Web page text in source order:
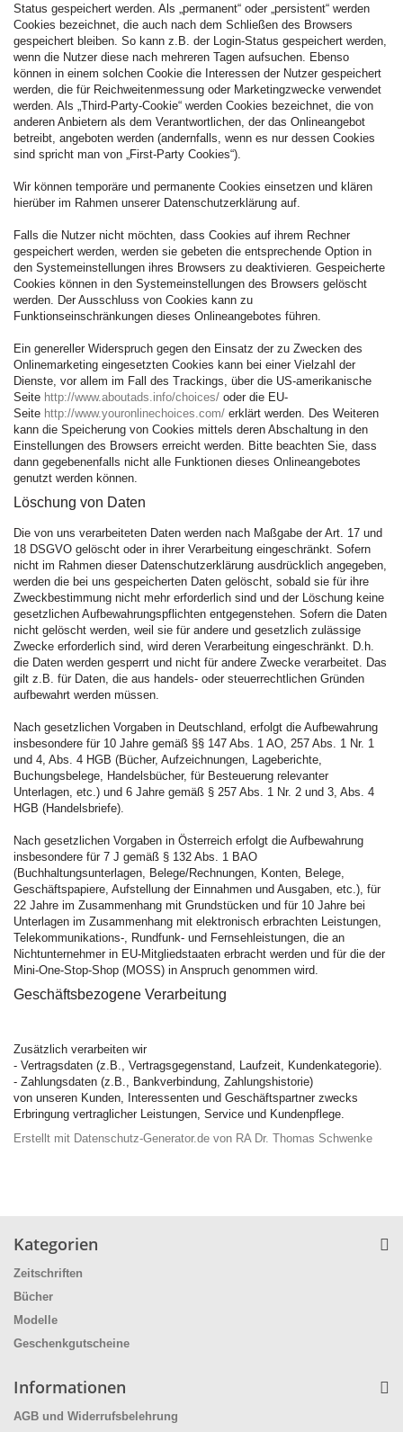
Status gespeichert werden. Als „permanent“ oder „persistent“ werden
Cookies bezeichnet, die auch nach dem Schließen des Browsers
gespeichert bleiben. So kann z.B. der Login-Status gespeichert werden,
wenn die Nutzer diese nach mehreren Tagen aufsuchen. Ebenso
können in einem solchen Cookie die Interessen der Nutzer gespeichert
werden, die für Reichweitenmessung oder Marketingzwecke verwendet
werden. Als „Third-Party-Cookie“ werden Cookies bezeichnet, die von
anderen Anbietern als dem Verantwortlichen, der das Onlineangebot
betreibt, angeboten werden (andernfalls, wenn es nur dessen Cookies
sind spricht man von „First-Party Cookies“).
Wir können temporäre und permanente Cookies einsetzen und klären
hierüber im Rahmen unserer Datenschutzerklärung auf.
Falls die Nutzer nicht möchten, dass Cookies auf ihrem Rechner
gespeichert werden, werden sie gebeten die entsprechende Option in
den Systemeinstellungen ihres Browsers zu deaktivieren. Gespeicherte
Cookies können in den Systemeinstellungen des Browsers gelöscht
werden. Der Ausschluss von Cookies kann zu
Funktionseinschränkungen dieses Onlineangebotes führen.
Ein genereller Widerspruch gegen den Einsatz der zu Zwecken des
Onlinemarketing eingesetzten Cookies kann bei einer Vielzahl der
Dienste, vor allem im Fall des Trackings, über die US-amerikanische
Seite http://www.aboutads.info/choices/ oder die EU-
Seite http://www.youronlinechoices.com/ erklärt werden. Des Weiteren
kann die Speicherung von Cookies mittels deren Abschaltung in den
Einstellungen des Browsers erreicht werden. Bitte beachten Sie, dass
dann gegebenenfalls nicht alle Funktionen dieses Onlineangebotes
genutzt werden können.
Löschung von Daten
Die von uns verarbeiteten Daten werden nach Maßgabe der Art. 17 und
18 DSGVO gelöscht oder in ihrer Verarbeitung eingeschränkt. Sofern
nicht im Rahmen dieser Datenschutzerklärung ausdrücklich angegeben,
werden die bei uns gespeicherten Daten gelöscht, sobald sie für ihre
Zweckbestimmung nicht mehr erforderlich sind und der Löschung keine
gesetzlichen Aufbewahrungspflichten entgegenstehen. Sofern die Daten
nicht gelöscht werden, weil sie für andere und gesetzlich zulässige
Zwecke erforderlich sind, wird deren Verarbeitung eingeschränkt. D.h.
die Daten werden gesperrt und nicht für andere Zwecke verarbeitet. Das
gilt z.B. für Daten, die aus handels- oder steuerrechtlichen Gründen
aufbewahrt werden müssen.
Nach gesetzlichen Vorgaben in Deutschland, erfolgt die Aufbewahrung
insbesondere für 10 Jahre gemäß §§ 147 Abs. 1 AO, 257 Abs. 1 Nr. 1
und 4, Abs. 4 HGB (Bücher, Aufzeichnungen, Lageberichte,
Buchungsbelege, Handelsbücher, für Besteuerung relevanter
Unterlagen, etc.) und 6 Jahre gemäß § 257 Abs. 1 Nr. 2 und 3, Abs. 4
HGB (Handelsbriefe).
Nach gesetzlichen Vorgaben in Österreich erfolgt die Aufbewahrung
insbesondere für 7 J gemäß § 132 Abs. 1 BAO
(Buchhaltungsunterlagen, Belege/Rechnungen, Konten, Belege,
Geschäftspapiere, Aufstellung der Einnahmen und Ausgaben, etc.), für
22 Jahre im Zusammenhang mit Grundstücken und für 10 Jahre bei
Unterlagen im Zusammenhang mit elektronisch erbrachten Leistungen,
Telekommunikations-, Rundfunk- und Fernsehleistungen, die an
Nichtunternehmer in EU-Mitgliedstaaten erbracht werden und für die der
Mini-One-Stop-Shop (MOSS) in Anspruch genommen wird.
Geschäftsbezogene Verarbeitung
Zusätzlich verarbeiten wir
- Vertragsdaten (z.B., Vertragsgegenstand, Laufzeit, Kundenkategorie).
- Zahlungsdaten (z.B., Bankverbindung, Zahlungshistorie)
von unseren Kunden, Interessenten und Geschäftspartner zwecks
Erbringung vertraglicher Leistungen, Service und Kundenpflege.
Erstellt mit Datenschutz-Generator.de von RA Dr. Thomas Schwenke
Kategorien
Zeitschriften
Bücher
Modelle
Geschenkgutscheine
Informationen
AGB und Widerrufsbelehrung